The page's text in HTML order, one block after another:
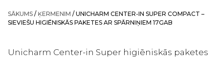
SĀKUMS / ĶERMENIM / UNICHARM CENTER-IN SUPER COMPACT –
SIEVIEŠU HIGIĒNISKĀS PAKETES AR SPĀRNIŅIEM 17GAB
Unicharm Center-in Super higiēniskās paketes